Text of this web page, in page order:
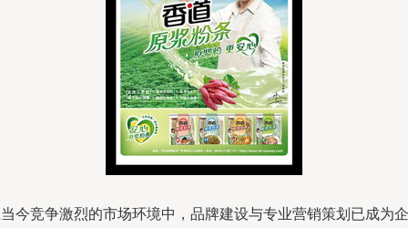
今竞争激烈的市场环境中，品牌建设与专业营销策划已成为企